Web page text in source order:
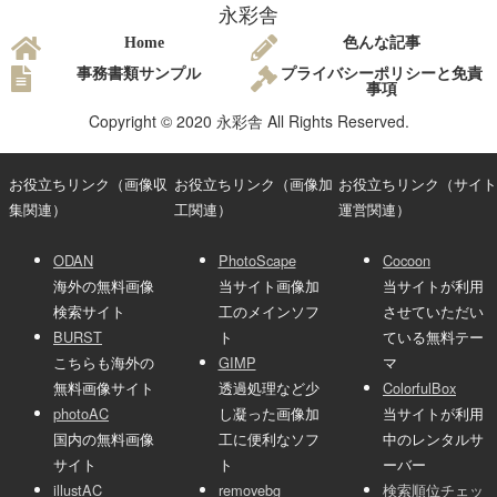
永彩舎
Home
色んな記事
事務書類サンプル
プライバシーポリシーと免責
事項
Copyright © 2020 永彩舎 All Rights Reserved.
お役立ちリンク（画像収
集関連）
ODAN
海外の無料画像
検索サイト
BURST
こちらも海外の
無料画像サイト
photoAC
国内の無料画像
サイト
illustAC
お役立ちリンク（画像加
工関連）
PhotoScape
当サイト画像加
工のメインソフ
ト
GIMP
透過処理など少
し凝った画像加
工に便利なソフ
ト
removebg
お役立ちリンク（サイト
運営関連）
Cocoon
当サイトが利用
させていただい
ている無料テー
マ
ColorfulBox
当サイトが利用
中のレンタルサ
ーバー
検索順位チェッ